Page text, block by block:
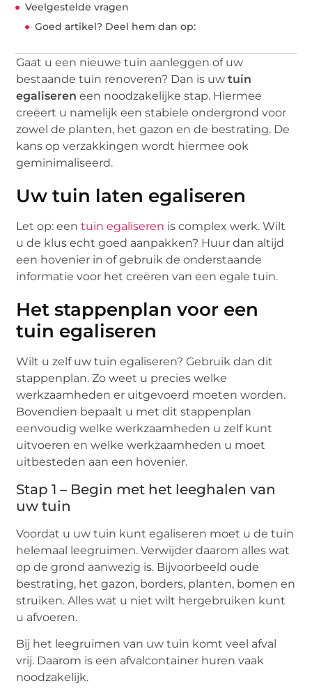
Veelgestelde vragen
Goed artikel? Deel hem dan op:
Gaat u een nieuwe tuin aanleggen of uw
bestaande tuin renoveren? Dan is uwtuin
egaliseren een noodzakelijke stap. Hiermee
creëert u namelijk een stabiele ondergrond voor
zowel de planten, het gazon en de bestrating. De
kans op verzakkingen wordt hiermee ook
geminimaliseerd.
Uw tuin laten egaliseren
Let op: eentuin egaliseren is complex werk. Wilt
u de klus echt goed aanpakken? Huur dan altijd
een hovenier in of gebruik de onderstaande
informatie voor het creëren van een egale tuin.
Het stappenplan voor een
tuin egaliseren
Wilt u zelf uw tuin egaliseren? Gebruik dan dit
stappenplan. Zo weet u precies welke
werkzaamheden er uitgevoerd moeten worden.
Bovendien bepaalt u met dit stappenplan
eenvoudig welke werkzaamheden u zelf kunt
uitvoeren en welke werkzaamheden u moet
uitbesteden aan een hovenier.
Stap 1 – Begin met het leeghalen van
uw tuin
Voordat u uw tuin kunt egaliseren moet u de tuin
helemaal leegruimen. Verwijder daarom alles wat
op de grond aanwezig is. Bijvoorbeeld oude
bestrating, het gazon, borders, planten, bomen en
struiken. Alles wat u niet wilt hergebruiken kunt
u afvoeren.
Bij het leegruimen van uw tuin komt veel afval
vrij. Daarom is een afvalcontainer huren vaak
noodzakelijk.